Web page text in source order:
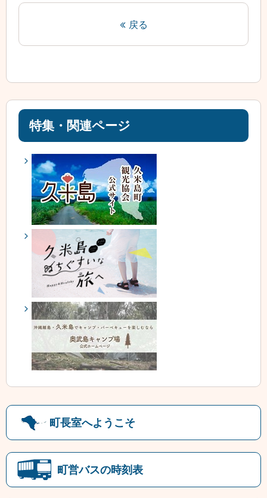
戻る
特集・関連ページ
町長室へようこそ
町営バスの時刻表